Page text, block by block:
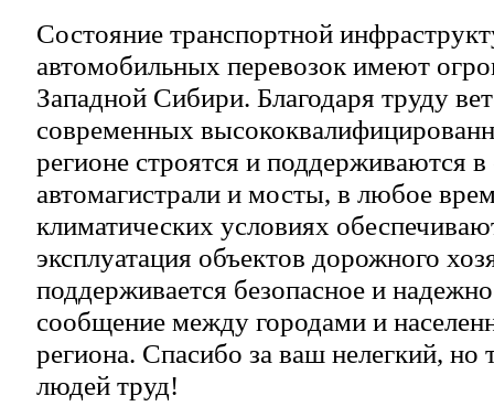
Состояние транспортной
автомобильных перевозок имеют
Западной Сибири. Благодаря труду
современных
регионе строятся и поддерживаются
автомагистрали и мосты, в любое
климатических условиях
эксплуатация объектов дорожного
поддерживается безопасное и
сообщение между городами и
региона. Спасибо за ваш нелегкий, но
людей труд!